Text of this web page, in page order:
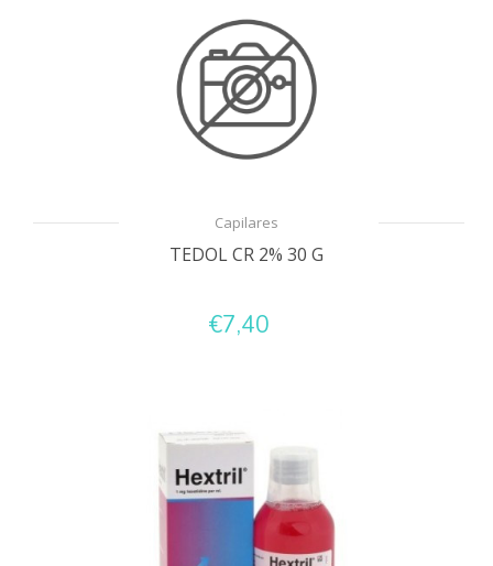
Capilares
TEDOL CR 2% 30 G
€7,40